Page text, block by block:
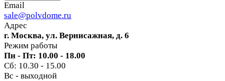
Email
sale@polvdome.ru
Адрес
г. Москва, ул. Вернисажная, д. 6
Режим работы
Пн - Пт: 10.00 - 18.00
Сб: 10.30 - 15.00
Вс - выходной